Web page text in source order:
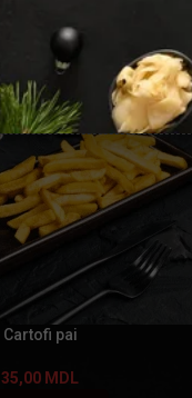
Cartofi pai
35,00 MDL